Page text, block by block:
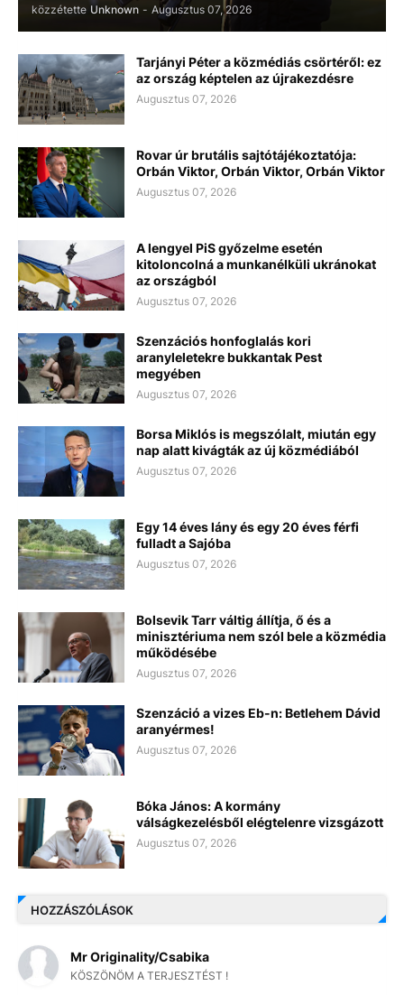
közzétette Unknown - Augusztus 07, 2026
Tarjányi Péter a közmédiás csörtéről: ez
az ország képtelen az újrakezdésre
Augusztus 07, 2026
Rovar úr brutális sajtótájékoztatója:
Orbán Viktor, Orbán Viktor, Orbán Viktor
Augusztus 07, 2026
A lengyel PiS győzelme esetén
kitoloncolná a munkanélküli ukránokat
az országból
Augusztus 07, 2026
Szenzációs honfoglalás kori
aranyleletekre bukkantak Pest
megyében
Augusztus 07, 2026
Borsa Miklós is megszólalt, miután egy
nap alatt kivágták az új közmédiából
Augusztus 07, 2026
Egy 14 éves lány és egy 20 éves férfi
fulladt a Sajóba
Augusztus 07, 2026
Bolsevik Tarr váltig állítja, ő és a
minisztériuma nem szól bele a közmédia
működésébe
Augusztus 07, 2026
Szenzáció a vizes Eb-n: Betlehem Dávid
aranyérmes!
Augusztus 07, 2026
Bóka János: A kormány
válságkezelésből elégtelenre vizsgázott
Augusztus 07, 2026
HOZZÁSZÓLÁSOK
Mr Originality/Csabika
KÖSZÖNÖM A TERJESZTÉST !